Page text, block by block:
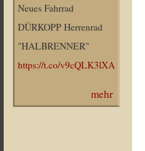
Neues Fahrrad
DÜRKOPP Herrenrad
"HALBRENNER"
https://t.co/v9cQLK3lXA
mehr